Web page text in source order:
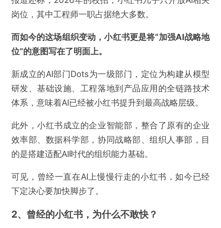
岗位，其中工程师一职占据绝大多数。
而如今的这场组织变动，小红书更是将“加强AI战略地
位”的意图写在了明面上。
新成立的AI部门Dots为一级部门，定位为构建从模型
研发、基础设施、工程落地到产品应用的全链路技术
体系，意味着AI已经被小红书提升到最高战略层级。
此外，小红书成立的企业智能部，整合了原有的企业
效率部、数据科学部，协同战略部、组织人事部，目
的是搭建适配AI时代的组织能力基础。
可见，曾经一直在AI上慢慢行走的小红书，如今已经
下定决心要加快脚步了。
2、曾经的小红书，为什么不敢快？